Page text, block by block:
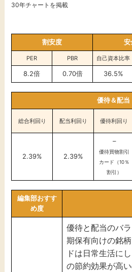
30年チャートを掲載
割安度 安
PER PBR 自己資本比率
8.2倍 0.70倍 36.5%
優待＆配当
総合利回り 配当利回り 優待利回り
2.39% 2.39%
–
優待買物割引
カード（10％
割引）
編集部おすす
め度
優待と配当のバ
期保有向けの銘
ドは日常生活に
の節約効果が高